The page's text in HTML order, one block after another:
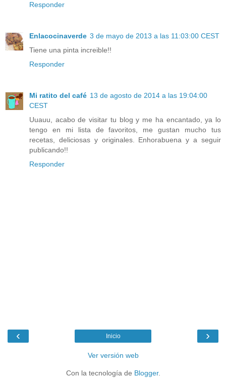
Responder
Enlacocinaverde 3 de mayo de 2013 a las 11:03:00 CEST
Tiene una pinta increible!!
Responder
Mi ratito del café 13 de agosto de 2014 a las 19:04:00
CEST
Uuauu, acabo de visitar tu blog y me ha encantado, ya lo
tengo en mi lista de favoritos, me gustan mucho tus
recetas, deliciosas y originales. Enhorabuena y a seguir
publicando!!
Responder
‹ ›
Inicio
Ver versión web
Con la tecnología de Blogger.